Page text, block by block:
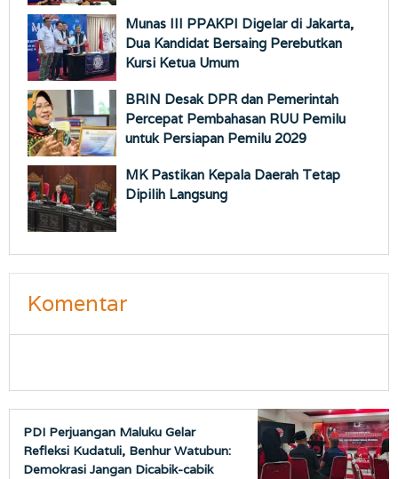
Munas III PPAKPI Digelar di Jakarta,
Dua Kandidat Bersaing Perebutkan
Kursi Ketua Umum
BRIN Desak DPR dan Pemerintah
Percepat Pembahasan RUU Pemilu
untuk Persiapan Pemilu 2029
MK Pastikan Kepala Daerah Tetap
Dipilih Langsung
Komentar
PDI Perjuangan Maluku Gelar
Refleksi Kudatuli, Benhur Watubun:
Demokrasi Jangan Dicabik-cabik